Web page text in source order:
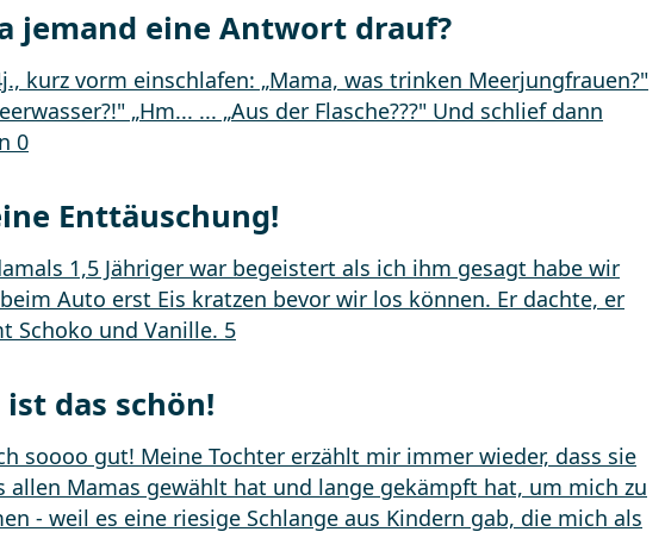
jemand eine Antwort drauf?
Enttäuschung!
ist das schön!